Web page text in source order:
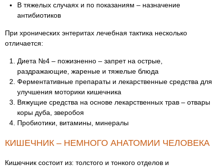
В тяжелых случаях и по показаниям – назначение
антибиотиков
При хронических энтеритах лечебная тактика несколько
отличается:
Диета №4 – пожизненно – запрет на острые,
раздражающие, жареные и тяжелые блюда
Ферментативные препараты и лекарственные средства для
улучшения моторики кишечника
Вяжущие средства на основе лекарственных трав – отвары
коры дуба, зверобоя
Пробиотики, витамины, минералы
КИШЕЧНИК – НЕМНОГО АНАТОМИИ ЧЕЛОВЕКА
Кишечник состоит из: толстого и тонкого отделов и